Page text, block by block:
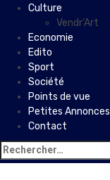
Culture
Vendr’Art
Economie
Edito
Sport
Société
Points de vue
Petites Annonces
Contact
Rechercher :